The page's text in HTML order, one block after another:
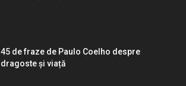
45 de fraze de Paulo Coelho despre
dragoste și viață